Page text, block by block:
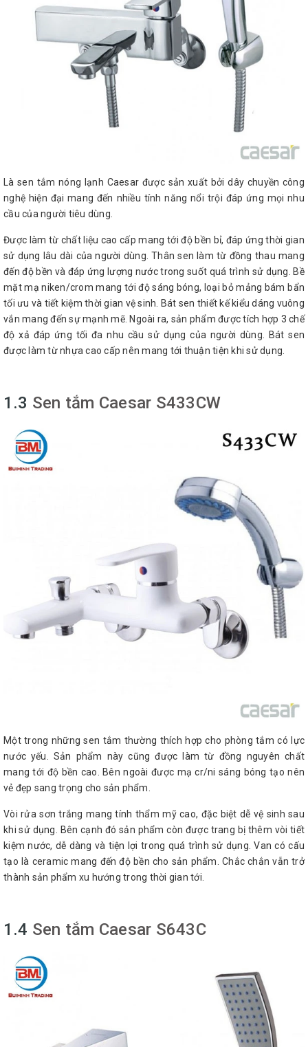
Là sen tắm nóng lạnh Caesar được sản xuất bởi dây chuyền công
nghệ hiện đại mang đến nhiều tính năng nổi trội đáp ứng mọi nhu
cầu của người tiêu dùng.
Được làm từ chất liệu cao cấp mang tới độ bền bỉ, đáp ứng thời gian
sử dụng lâu dài của người dùng. Thân sen làm từ đồng thau mang
đến độ bền và đáp ứng lượng nước trong suốt quá trình sử dụng. Bề
mặt mạ niken/crom mang tới độ sáng bóng, loại bỏ mảng bám bẩn
tối ưu và tiết kiệm thời gian vệ sinh. Bát sen thiết kế kiểu dáng vuông
vắn mang đến sự mạnh mẽ. Ngoài ra, sản phẩm được tích hợp 3 chế
độ xả đáp ứng tối đa nhu cầu sử dụng của người dùng. Bát sen
được làm từ nhựa cao cấp nên mang tới thuận tiện khi sử dụng.
1.3 Sen tắm Caesar S433CW
Một trong những sen tắm thường thích hợp cho phòng tắm có lực
nước yếu. Sản phẩm này cũng được làm từ đồng nguyên chất
mang tới độ bền cao. Bên ngoài được mạ cr/ni sáng bóng tạo nên
vẻ đẹp sang trọng cho sản phẩm.
Vòi rửa sơn trắng mang tính thẩm mỹ cao, đặc biệt dễ vệ sinh sau
khi sử dụng. Bên cạnh đó sản phẩm còn được trang bị thêm vòi tiết
kiệm nước, dễ dàng và tiện lợi trong quá trình sử dụng. Van có cấu
tạo là ceramic mang đến độ bền cho sản phẩm. Chắc chắn vẫn trở
thành sản phẩm xu hướng trong thời gian tới.
1.4 Sen tắm Caesar S643C